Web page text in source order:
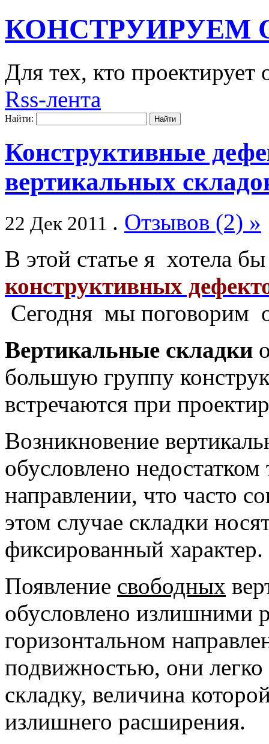
КОНСТРУИРУЕМ
Для тех, кто проектирует
Rss-лента
Найти:
Конструктивные
вертикальных
22 Дек 2011 . Отзывов (2) »
В этой статье я хотела
конструктивных
Сегодня мы поговорим
Вертикальные складки
большую группу
встречаются при
Возникновение
обусловлено недостатком
направлении, что часто
этом случае складки
фиксированный характер.
Появление свободных
обусловлено излишними
горизонтальном
подвижностью, они
складку, величина
излишнего расширения.